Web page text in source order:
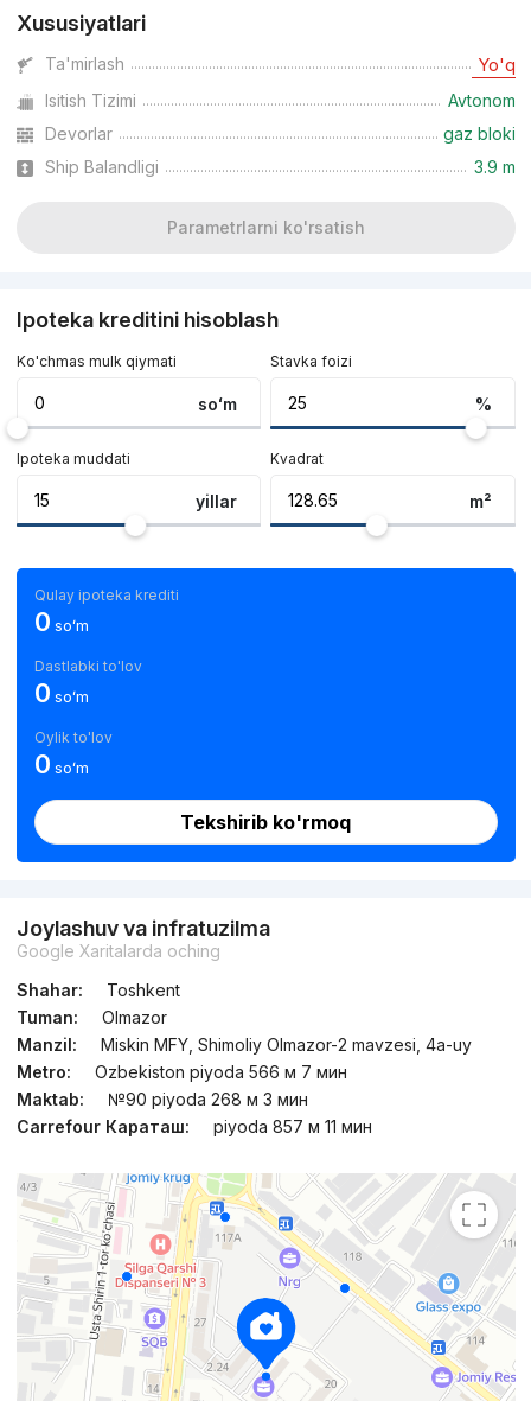
Xususiyatlari
Ta'mirlash Yo'q
Isitish Tizimi
Avtonom
Devorlar
gaz bloki
Ship Balandligi
3.9 m
Parametrlarni ko'rsatish
Ipoteka kreditini hisoblash
Ko'chmas mulk qiymati
soʻm
Ipoteka muddati
yillar
Stavka foizi
%
Kvadrat
m²
Qulay ipoteka krediti
0 soʻm
Dastlabki to'lov
0 soʻm
Oylik to'lov
0 soʻm
Tekshirib ko'rmoq
Joylashuv va infratuzilma
Google Xaritalarda oching
Shahar:
Toshkent
Tuman:
Olmazor
Manzil:
Miskin MFY, Shimoliy Olmazor-2 mavzesi, 4a-uy
Metro:
Ozbekiston piyoda 566 м 7 мин
Maktab:
№90 piyoda 268 м 3 мин
Carrefour Караташ:
piyoda 857 м 11 мин